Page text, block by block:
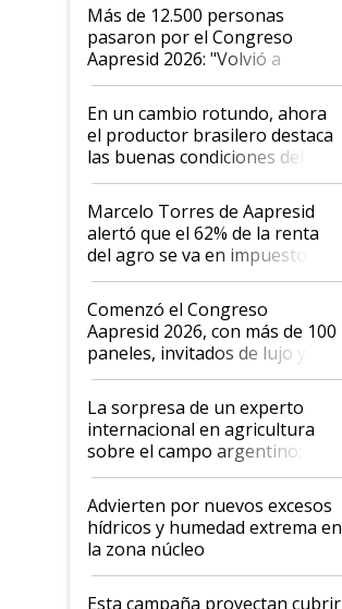
Más de 12.500 personas
pasaron por el Congreso
Aapresid 2026: "Volvió a
demostrar que hablar del
suelo es hablar de todo el
sistema productivo"
En un cambio rotundo, ahora
el productor brasilero destaca
las buenas condiciones del
agro argentino para invertir:
"Los veo más motivados"
Marcelo Torres de Aapresid
alertó que el 62% de la renta
del agro se va en impuestos:
"No es bueno que en
Argentina se sigan discutiendo
las mismas cosas de hace 50
años"
Comenzó el Congreso
Aapresid 2026, con más de 100
paneles, invitados de lujo y
todas las tendencias
La sorpresa de un experto
internacional en agricultura
sobre el campo argentino:
"Estoy muy impresionado"
Advierten por nuevos excesos
hídricos y humedad extrema en
la zona núcleo
Esta campaña proyectan cubrir